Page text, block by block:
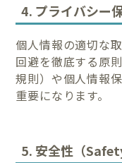
4. プライバシー
個人情報の適切な
回避を徹底する原
規則）や個人情報
重要になります。
5. 安全性（